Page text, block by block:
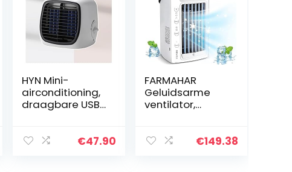
HYN Mini-
airconditioning,
draagbare USB-
sterke
€47.90
FARMAHAR
Geluidsarme
ventilator,
airconditioning,
€149.38